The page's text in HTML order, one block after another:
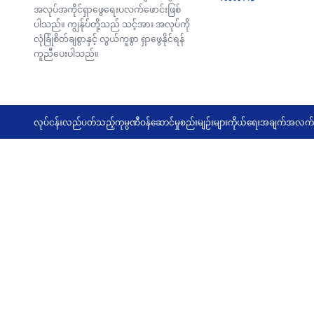
အလုပ်အကိုင်ရှာဖွေရေးပလက်ဖောင်းဖြစ်
ပါသည်။ ကျွန်ုပ်တို့သည် သင့်အား အလုပ်ကို
လုံခြုံစိတ်ချစွာနှင့် လွယ်ကူစွာ ရှာဖွေနိုင်ရန်
ကူညီပေးပါသည်။
လုပ်ငန်းလည်ပတ်သည့်ကုမ္ပဏီဝန်ဆောင်မှုစည်းမျဉ်းများကိုယ်ရေးအချက်အလက်